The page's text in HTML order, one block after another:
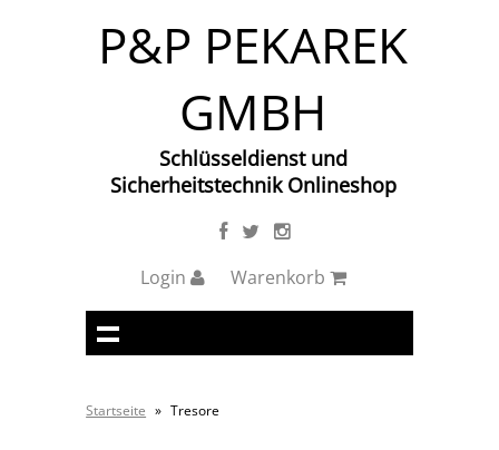
P&P PEKAREK
GMBH
Schlüsseldienst und
Sicherheitstechnik Onlineshop
Login Warenkorb
Startseite » Tresore